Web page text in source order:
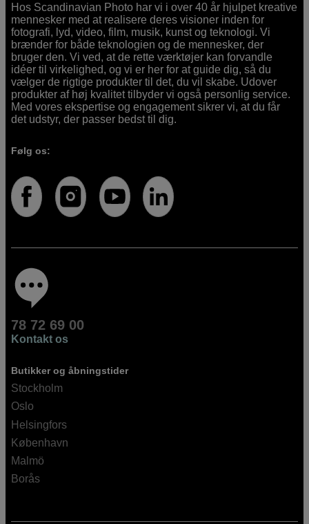
Hos Scandinavian Photo har vi i over 40 år hjulpet kreative
mennesker med at realisere deres visioner inden for
fotografi, lyd, video, film, musik, kunst og teknologi. Vi
brænder for både teknologien og de mennesker, der
bruger den. Vi ved, at de rette værktøjer kan forvandle
idéer til virkelighed, og vi er her for at guide dig, så du
vælger de rigtige produkter til det, du vil skabe. Udover
produkter af høj kvalitet tilbyder vi også personlig service.
Med vores ekspertise og engagement sikrer vi, at du får
det udstyr, der passer bedst til dig.
Følg os:
78 72 69 00
Kontakt os
Butikker og åbningstider
Stockholm
Oslo
Helsingfors
København
Malmö
Borås